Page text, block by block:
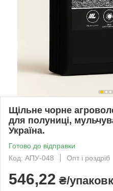
Щільне чорне
для полуниці,
Україна.
Готово до відправки
Код: АПУ-048
Опт і роздріб
546,22 ₴/